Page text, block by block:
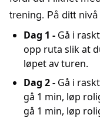
trening. På ditt
Dag 1 - Gå i
opp ruta slik at
løpet av turen.
Dag 2 - Gå i
gå 1 min, løp
gå 1 min, løp